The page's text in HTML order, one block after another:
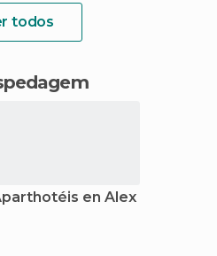
todos
en Alex